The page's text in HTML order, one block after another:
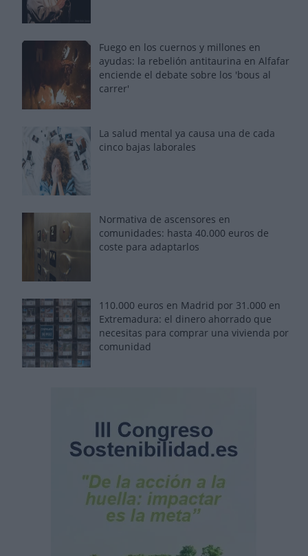
Fuego en los cuernos y millones en
ayudas: la rebelión antitaurina en Alfafar
enciende el debate sobre los 'bous al
carrer'
La salud mental ya causa una de cada
cinco bajas laborales
Normativa de ascensores en
comunidades: hasta 40.000 euros de
coste para adaptarlos
110.000 euros en Madrid por 31.000 en
Extremadura: el dinero ahorrado que
necesitas para comprar una vivienda por
comunidad